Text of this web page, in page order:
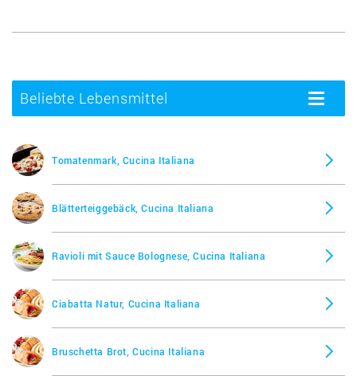
Beliebte Lebensmittel
Toggle
Tomatenmark, Cucina Italiana
Blätterteiggebäck, Cucina Italiana
Ravioli mit Sauce Bolognese, Cucina Italiana
Ciabatta Natur, Cucina Italiana
Bruschetta Brot, Cucina Italiana